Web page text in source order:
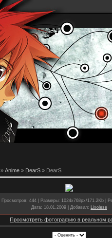
» Anime » DearS » DearS
Просмотров: 444 | Размеры: 1024x768px/171.2Kb |
Дата: 18.01.2009 | Добавил: Lixolese
Просмотреть фотографию в реальном